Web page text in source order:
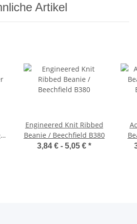
Artikel
Engineered Knit Ribbed
Beanie / Beechfield B380
3,84 € - 5,05 € *